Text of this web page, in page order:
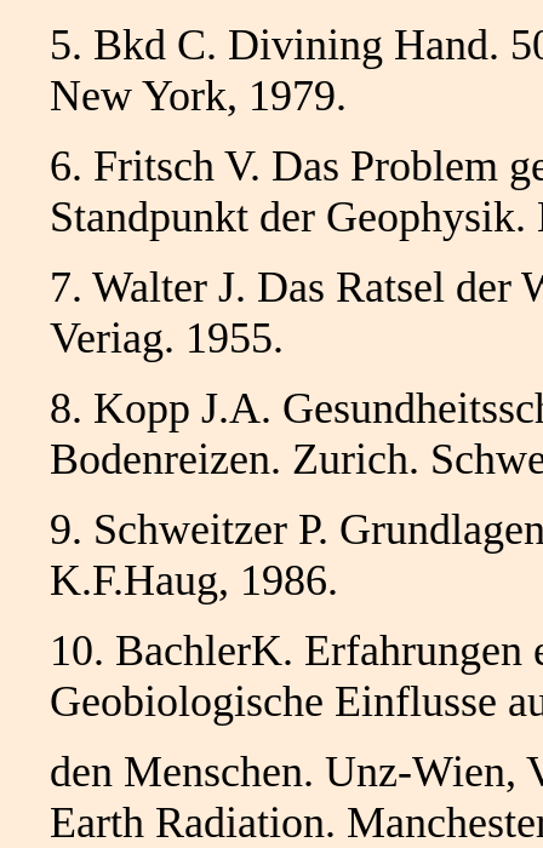
5. Bkd С. Divining Hand.
New York, 1979.
6. Fritsch V. Das Problem
Standpunkt der
7. Walter J. Das Ratsel der
Veriag. 1955.
8. Kopp J.A.
Bodenreizen. Zurich.
9. Schweitzer P.
K.F.Haug, 1986.
10. BachlerK. Erfahrungen
Geobiologische Einflusse
den Menschen. Unz-Wien,
Earth Radiation.